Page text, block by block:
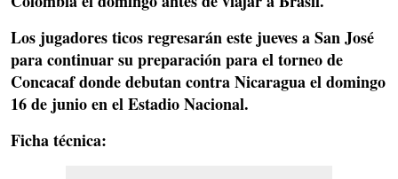
Los jugadores ticos regresarán este jueves aSan José
para continuar su preparación para el torneo de
Concacafdonde debutan contraNicaraguael domingo
16 de junio en elEstadio Nacional.
Ficha técnica: